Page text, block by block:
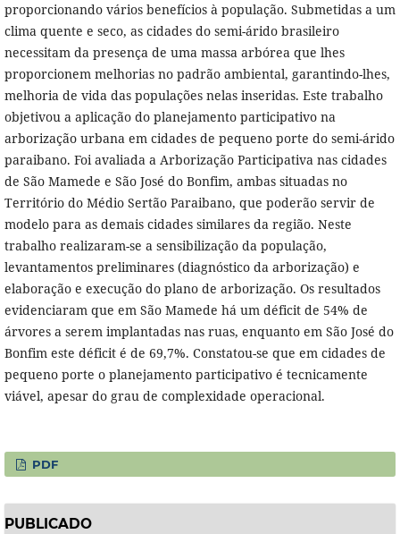
proporcionando vários benefícios à população. Submetidas a um
clima quente e seco, as cidades do semi-árido brasileiro
necessitam da presença de uma massa arbórea que lhes
proporcionem melhorias no padrão ambiental, garantindo-lhes,
melhoria de vida das populações nelas inseridas. Este trabalho
objetivou a aplicação do planejamento participativo na
arborização urbana em cidades de pequeno porte do semi-árido
paraibano. Foi avaliada a Arborização Participativa nas cidades
de São Mamede e São José do Bonfim, ambas situadas no
Território do Médio Sertão Paraibano, que poderão servir de
modelo para as demais cidades similares da região. Neste
trabalho realizaram-se a sensibilização da população,
levantamentos preliminares (diagnóstico da arborização) e
elaboração e execução do plano de arborização. Os resultados
evidenciaram que em São Mamede há um déficit de 54% de
árvores a serem implantadas nas ruas, enquanto em São José do
Bonfim este déficit é de 69,7%. Constatou-se que em cidades de
pequeno porte o planejamento participativo é tecnicamente
viável, apesar do grau de complexidade operacional.
PDF
PUBLICADO